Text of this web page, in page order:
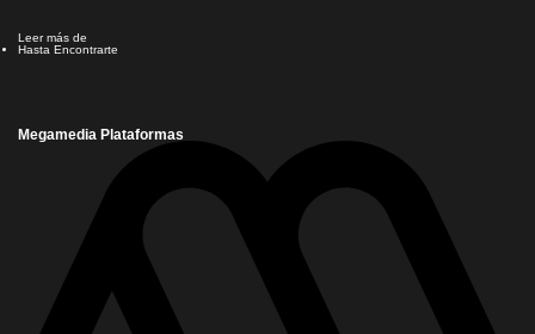
Leer más de
Hasta Encontrarte
Megamedia Plataformas